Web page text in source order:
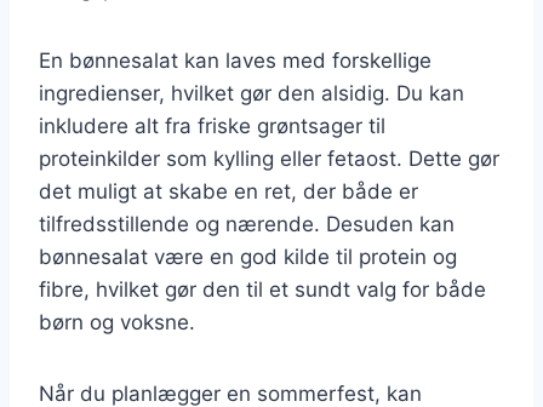
En bønnesalat kan laves med forskellige
ingredienser, hvilket gør den alsidig. Du kan
inkludere alt fra friske grøntsager til
proteinkilder som kylling eller fetaost. Dette gør
det muligt at skabe en ret, der både er
tilfredsstillende og nærende. Desuden kan
bønnesalat være en god kilde til protein og
fibre, hvilket gør den til et sundt valg for både
børn og voksne.
Når du planlægger en sommerfest, kan